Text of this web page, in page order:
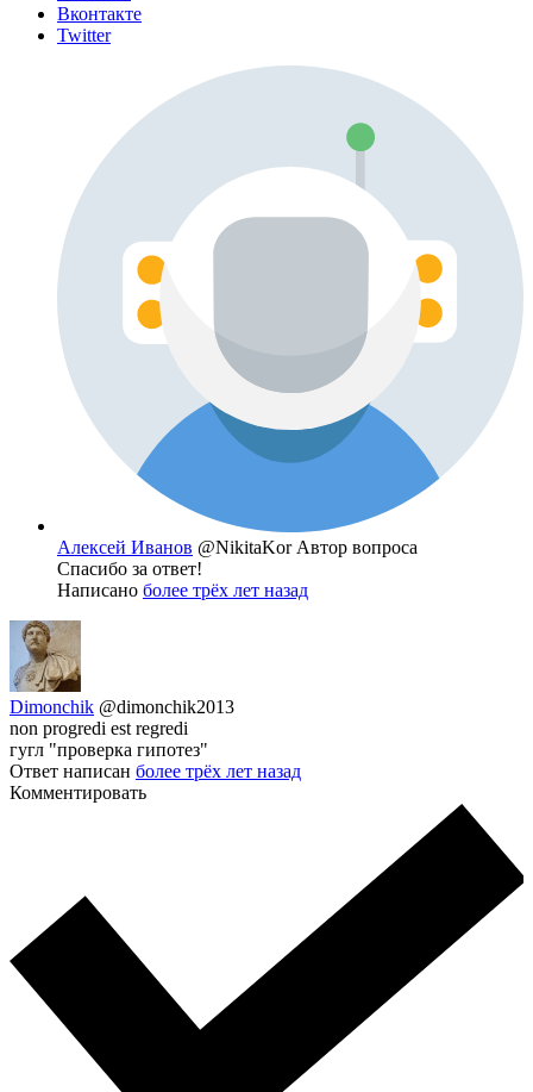
Вконтакте
Twitter
Алексей Иванов @NikitaKor Автор вопроса
Спасибо за ответ!
Написано более трёх лет назад
Dimonchik @dimonchik2013
non progredi est regredi
гугл "проверка гипотез"
Ответ написан более трёх лет назад
Комментировать